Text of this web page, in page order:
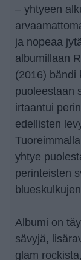
– yhtyeen
ja nopeaa
albumillaan
(2016) bändi
puoleestaan
irtaantui
edellisten
yhtye
perinteisten
Albumi on
sävyjä,
glam